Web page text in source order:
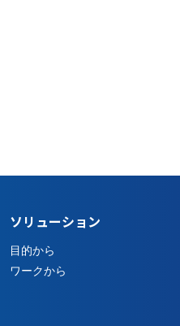
ソリューション
目的から
ワークから